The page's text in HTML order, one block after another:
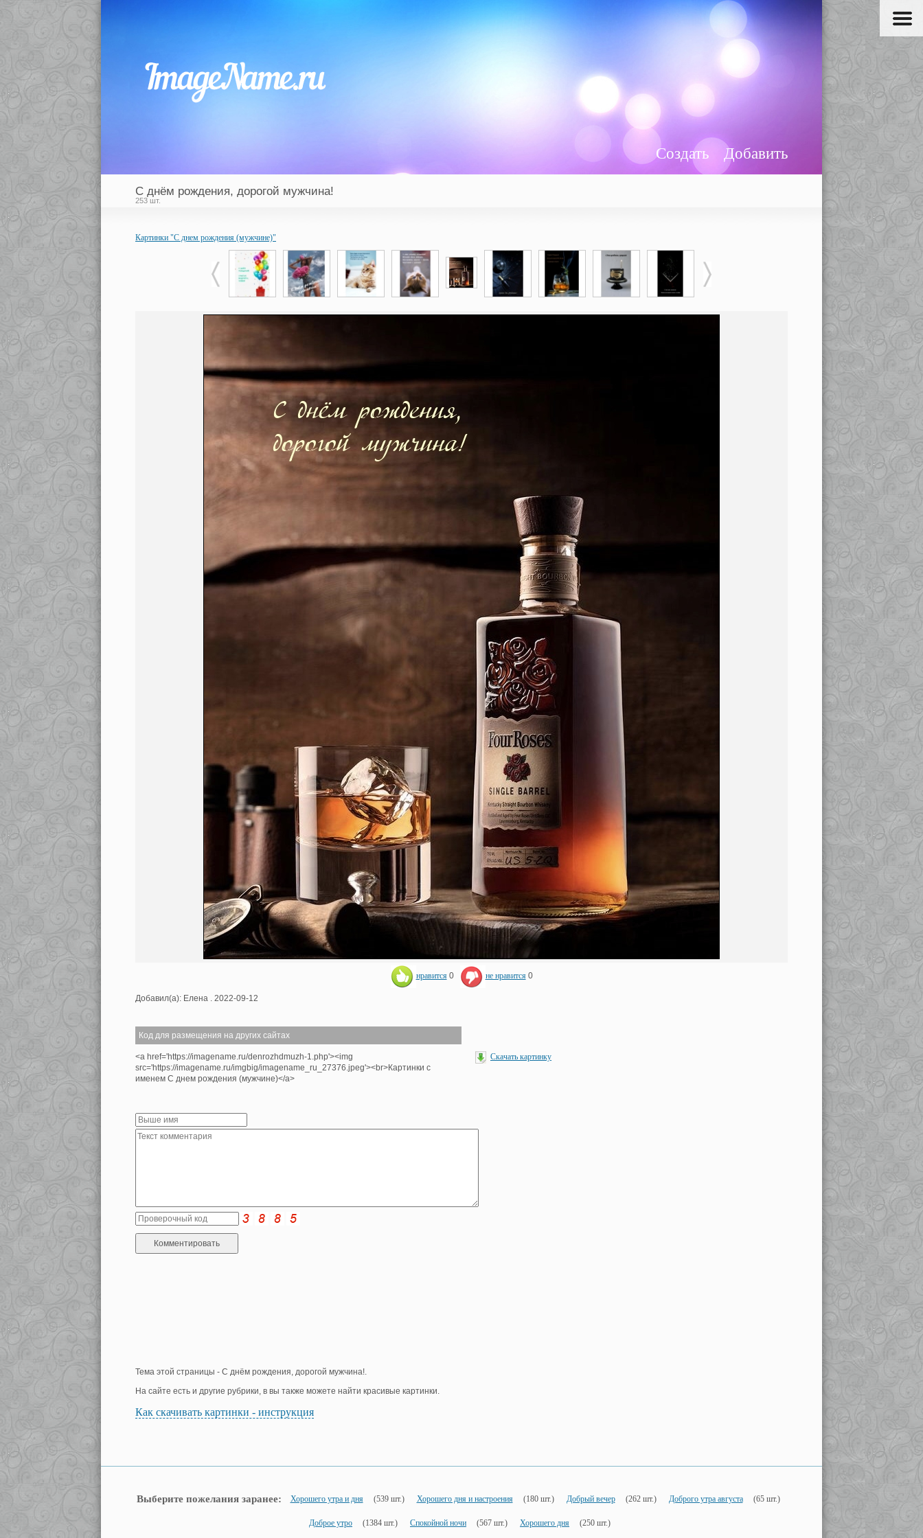
Добавить
Создать
С днём рождения, дорогой мужчина!
253 шт.
Картинки "С днем рождения (мужчине)"
нравится 0 не нравится 0
Добавил(а): Елена . 2022-09-12
Код для размещения на других сайтах
<a href='https://imagename.ru/denrozhdmuzh-1.php'><img
src='https://imagename.ru/imgbig/imagename_ru_27376.jpeg'><br>Картинки с
именем С днем рождения (мужчине)</a>
Скачать картинку
Тема этой страницы - С днём рождения, дорогой мужчина!.
На сайте есть и другие рубрики, в вы также можете найти красивые картинки.
Как скачивать картинки - инструкция
Выберите пожелания заранее: Хорошего утра и дня (539 шт.) Хорошего дня и настроения (180 шт.) Добрый вечер (262 шт.) Доброго утра августа (65 шт.)
Доброе утро (1384 шт.) Спокойной ночи (567 шт.) Хорошего дня (250 шт.)